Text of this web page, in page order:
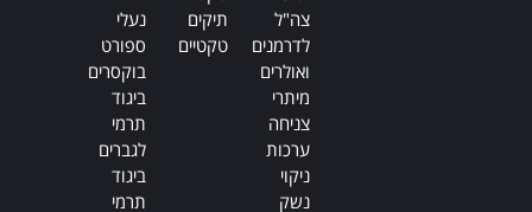
צה"ל
לדרמנים
ואולרים
מיתרי
צניחה
ערכות
ניקוי
נשק
תיקים
טקטיים
נעלי
ספורט
בוקסרים
ביגוד
תרמי
לגברים
ביגוד
תרמי